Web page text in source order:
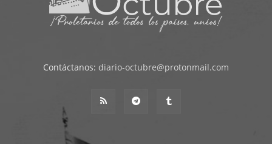
Contáctanos: diario-octubre@protonmail.com